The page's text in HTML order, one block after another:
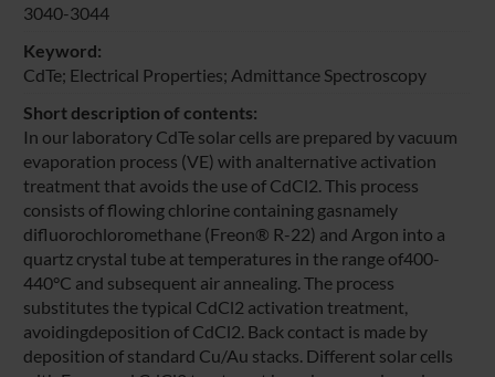
3040-3044
Keyword:
CdTe; Electrical Properties; Admittance Spectroscopy
Short description of contents:
In our laboratory CdTe solar cells are prepared by vacuum
evaporation process (VE) with analternative activation
treatment that avoids the use of CdCl2. This process
consists of flowing chlorine containing gasnamely
difluorochloromethane (Freon® R-22) and Argon into a
quartz crystal tube at temperatures in the range of400-
440°C and subsequent air annealing. The process
substitutes the typical CdCl2 activation treatment,
avoidingdeposition of CdCl2. Back contact is made by
deposition of standard Cu/Au stacks. Different solar cells